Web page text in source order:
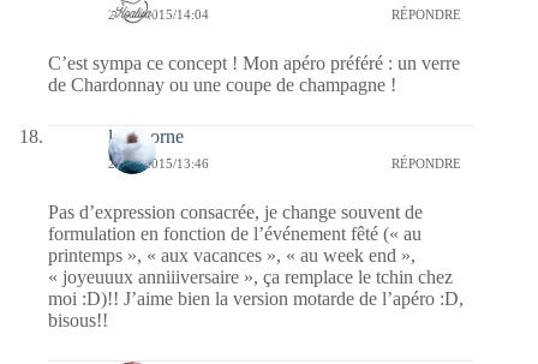
23/04/2015/14:04 RÉPONDRE
C’est sympa ce concept ! Mon apéro préféré : un verre
de Chardonnay ou une coupe de champagne !
la lykorne
23/04/2015/13:46 RÉPONDRE
Pas d’expression consacrée, je change souvent de
formulation en fonction de l’événement fêté (« au
printemps », « aux vacances », « au week end »,
« joyeuuux anniiiversaire », ça remplace le tchin chez
moi :D)!! J’aime bien la version motarde de l’apéro :D,
bisous!!